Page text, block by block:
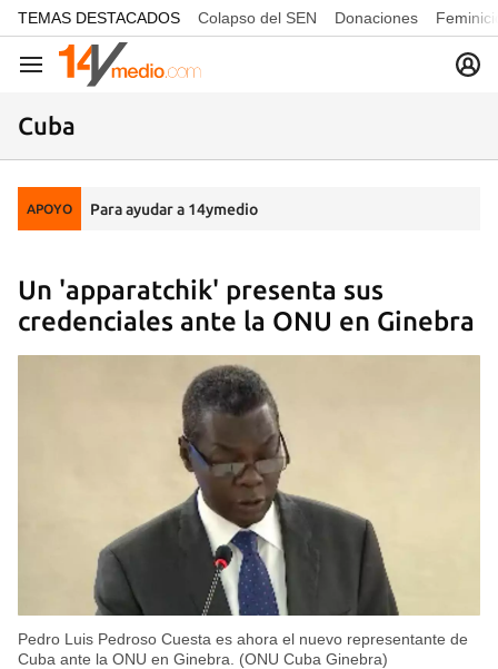
common.go-to-content
TEMAS DESTACADOS Colapso del SEN Donaciones
Navegación
Cuba
APOYO Para ayudar a 14ymedio
Un 'apparatchik' presenta sus
credenciales ante la ONU en Ginebra
Pedro Luis Pedroso Cuesta es ahora el nuevo representante de
Cuba ante la ONU en Ginebra. (ONU Cuba Ginebra)